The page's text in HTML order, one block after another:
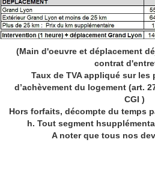
(Main d'oeuvre et déplacement
contrat
Taux de TVA appliqué sur les
d’achèvement du logement (art.
CGI )
Hors forfaits, décompte du temps
h. Tout segment
A noter que tous nos